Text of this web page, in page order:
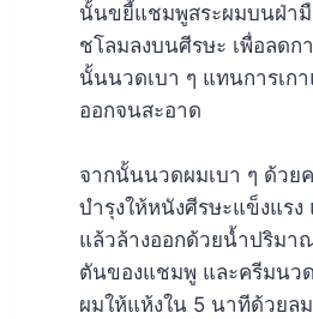
นั้นขยี้แชมพูสระผมบนฝ่ามื
ชโลมลงบนศีรษะ เพื่อลดก
นั้นนวดเบา ๆ แทนการเกา
ออกจนสะอาด
จากนั้นนวดผมเบา ๆ ด้วย
บำรุงให้หนังศีรษะแข็งแร
แล้วล้างออกด้วยน้ำปริมา
ตันของแชมพู และครีมนว
ผมให้แห้งใน 5 นาทีด้วยลม